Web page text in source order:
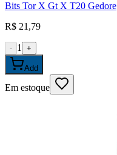
Bits Tor X Gt X T20 Gedore
R$ 21,79
- 1 +
Add
Em estoque